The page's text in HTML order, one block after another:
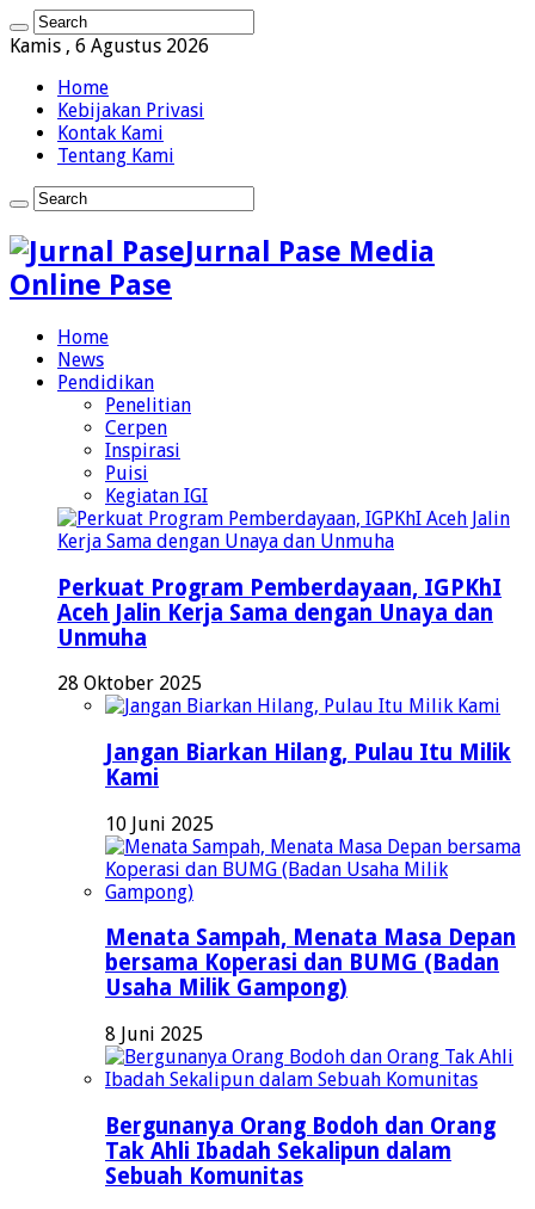
Kamis , 6 Agustus 2026
Home
Kebijakan Privasi
Kontak Kami
Tentang Kami
Jurnal Pase Media
Online Pase
Home
News
Pendidikan
Penelitian
Cerpen
Inspirasi
Puisi
Kegiatan IGI
Perkuat Program Pemberdayaan, IGPKhI
Aceh Jalin Kerja Sama dengan Unaya dan
Unmuha
28 Oktober 2025
Jangan Biarkan Hilang, Pulau Itu Milik
Kami
10 Juni 2025
Menata Sampah, Menata Masa Depan
bersama Koperasi dan BUMG (Badan
Usaha Milik Gampong)
8 Juni 2025
Bergunanya Orang Bodoh dan Orang
Tak Ahli Ibadah Sekalipun dalam
Sebuah Komunitas